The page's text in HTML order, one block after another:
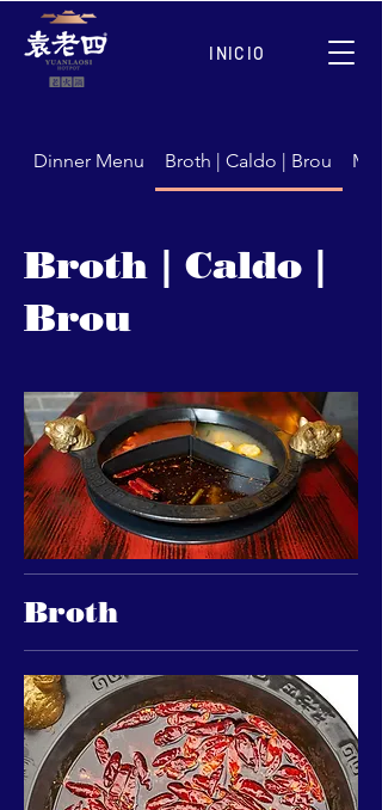
INICIO
Dinner Menu Broth | Caldo | Brou
Broth | Caldo |
Brou
Broth